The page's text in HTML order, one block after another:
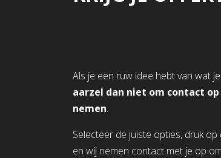
Als je een ruw idee hebt van wat
aarzel dan niet om contact
nemen.
Selecteer de juiste opties, druk op
en wij nemen contact met je op